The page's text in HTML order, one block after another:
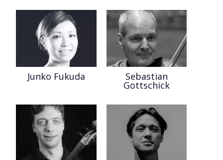
Junko Fukuda Sebastian
Gottschick